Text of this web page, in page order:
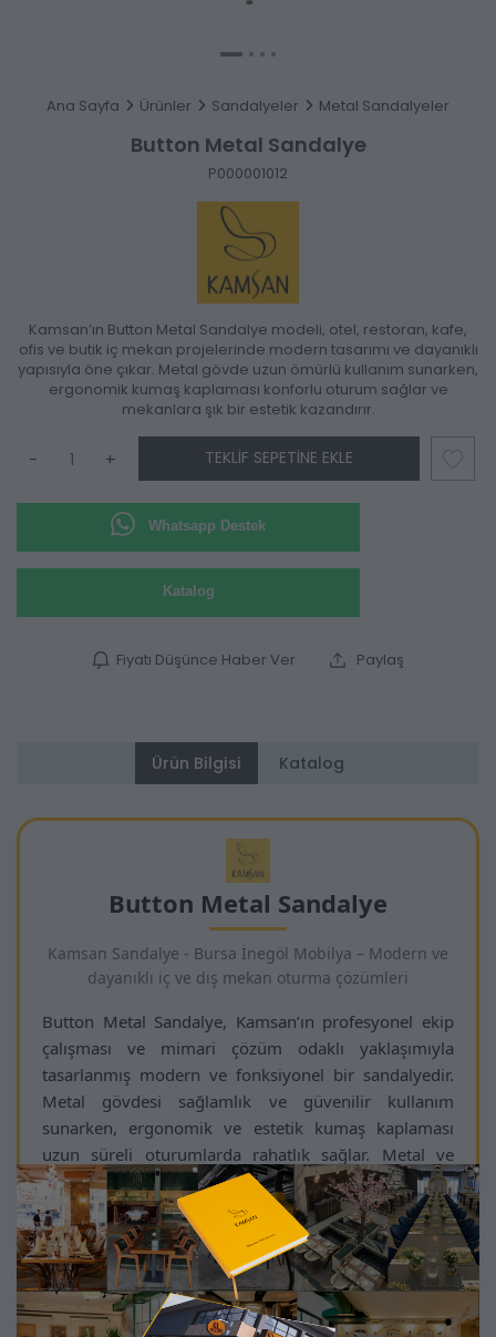
Ana Sayfa Ürünler Sandalyeler Metal Sandalyeler
Button Metal Sandalye
P000001012
Kamsan’ın Button Metal Sandalye modeli, otel, restoran, kafe,
ofis ve butik iç mekan projelerinde modern tasarımı ve dayanıklı
yapısıyla öne çıkar. Metal gövde uzun ömürlü kullanım sunarken,
ergonomik kumaş kaplaması konforlu oturum sağlar ve
mekanlara şık bir estetik kazandırır.
- + TEKLIF SEPETINE EKLE
Whatsapp Destek
Katalog
Fiyatı Düşünce Haber Ver Paylaş
Ürün Bilgisi Katalog
Button Metal Sandalye
Kamsan Sandalye - Bursa İnegöl Mobilya – Modern ve
dayanıklı iç ve dış mekan oturma çözümleri
Button Metal Sandalye, Kamsan’ın profesyonel ekip
çalışması ve mimari çözüm odaklı yaklaşımıyla
tasarlanmış modern ve fonksiyonel bir sandalyedir.
Metal gövdesi sağlamlık ve güvenilir kullanım
sunarken, ergonomik ve estetik kumaş kaplaması
uzun süreli oturumlarda rahatlık sağlar. Metal ve
kumaş renkleri projelere özel olarak uyarlanabilir,
mekan dekorasyonuna kusursuz uyum sağlar.
Bu sandalye, otel lobileri, restoran zincirleri, butik
kafeler, ofis alanları ve yurt dışı projelerinde sofistike
ve modern bir atmosfer yaratır. Minimalist çizgileri ve
zarif detayları mekanlara prestij ve karakter